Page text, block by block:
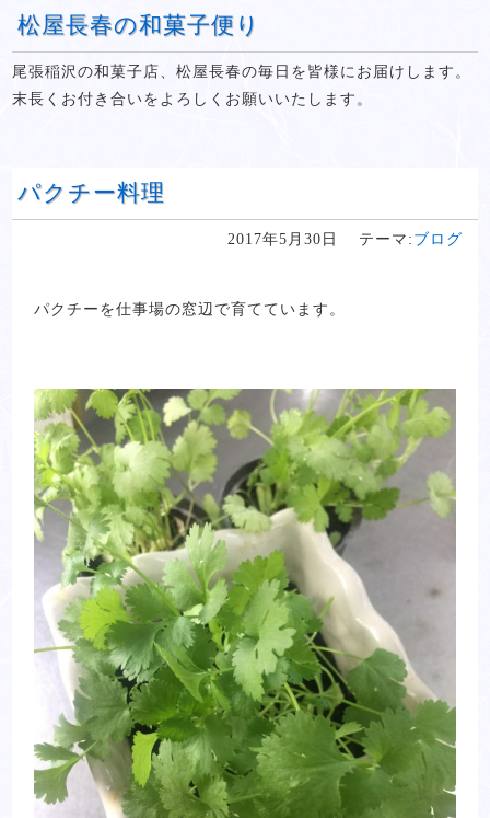
松屋長春の和菓子便り
尾張稲沢の和菓子店、松屋長春の毎日を皆様にお届けします。
末長くお付き合いをよろしくお願いいたします。
パクチー料理
2017年5月30日 テーマ: ブログ
パクチーを仕事場の窓辺で育てています。